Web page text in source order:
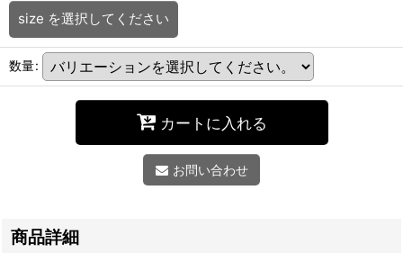
size を選択してください
数量:
カートに入れる
お問い合わせ
商品詳細